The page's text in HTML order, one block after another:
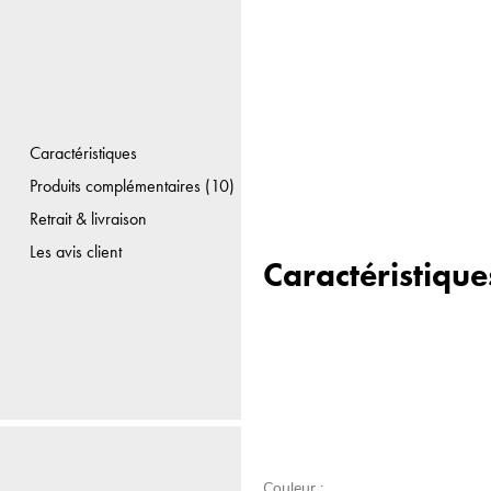
Caractéristiques
Produits complémentaires (10)
Retrait & livraison
Les avis client